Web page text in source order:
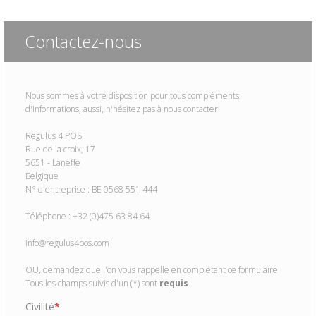
Contactez-nous
Nous sommes à votre disposition pour tous compléments
d'informations, aussi, n'hésitez pas à nous contacter!
Regulus 4 POS
Rue de la croix, 17
5651 - Laneffe
Belgique
N° d'entreprise : BE 0568 551 444
Téléphone : +32 (0)475 63 84 64
info@regulus4pos.com
OU, demandez que l'on vous rappelle en complétant ce formulaire
Tous les champs suivis d'un (*) sont requis.
Civilité